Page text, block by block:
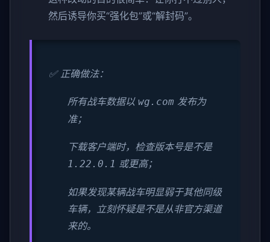
然后诱导你买“强化包”或“解封码”。
✅ 正确做法：
所有战车数据以 wg.com 发布为
准；
下载客户端时，检查版本号是不是
1.22.0.1 或更高；
如果发现某辆战车明显弱于其他同级
车辆，立刻怀疑是不是从非官方渠道
来的。